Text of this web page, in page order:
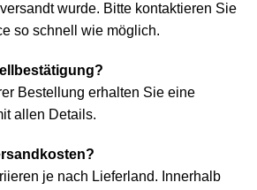
wurde. Bitte kontaktieren Sie
so schnell wie möglich.
Bestellung erhalten Sie eine
allen Details.
je nach Lieferland. Innerhalb